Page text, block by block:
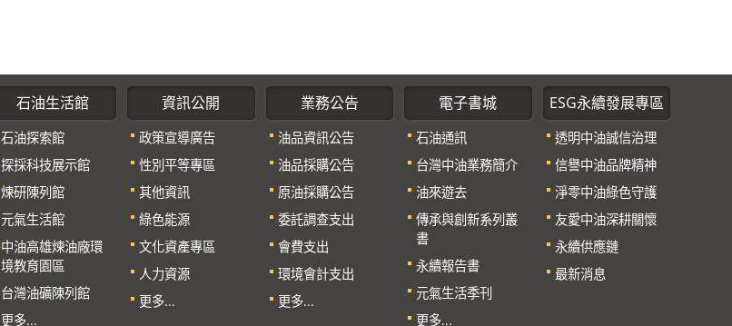
石油生活館
石油探索館
探採科技展示館
煉研陳列館
元氣生活館
中油高雄煉油廠環
境教育園區
台灣油礦陳列館
更多...
資訊公開
政策宣導廣告
性別平等專區
其他資訊
綠色能源
文化資產專區
人力資源
更多...
業務公告
油品資訊公告
油品採購公告
原油採購公告
委託調查支出
會費支出
環境會計支出
更多...
電子書城
石油通訊
台灣中油業務簡介
油來遊去
傳承與創新系列叢
書
永續報告書
元氣生活季刊
更多...
ESG永續發展專區
透明中油誠信治理
信譽中油品牌精神
淨零中油綠色守護
友愛中油深耕關懷
永續供應鏈
最新消息